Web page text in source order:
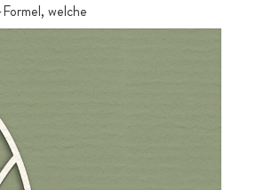
welche
bioaktiven B12-
alle drei Formen
aus fünf B12-
- denn auch in
auch in